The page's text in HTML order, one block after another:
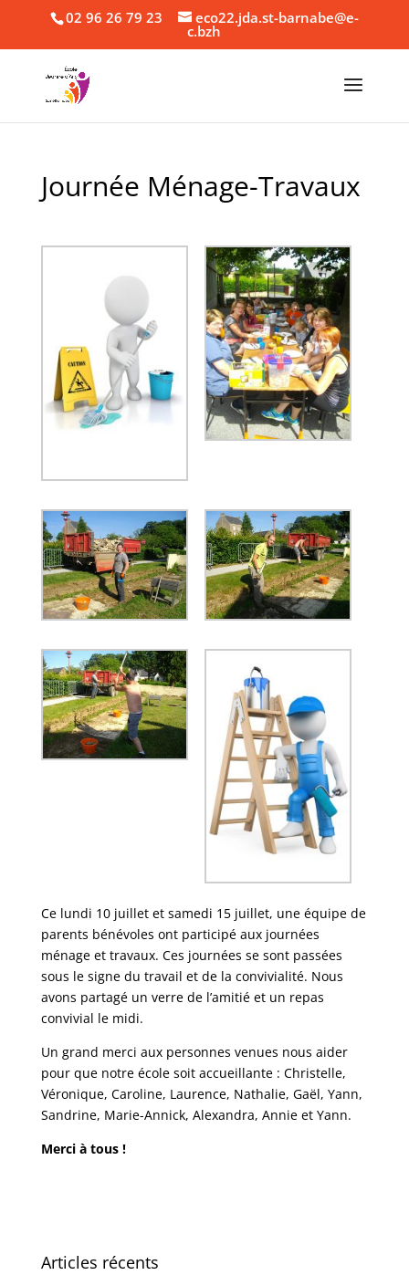
02 96 26 79 23 eco22.jda.st-barnabe@e-
c.bzh
Journée Ménage-Travaux
Ce lundi 10 juillet et samedi 15 juillet, une équipe de
parents bénévoles ont participé aux journées
ménage et travaux. Ces journées se sont passées
sous le signe du travail et de la convivialité. Nous
avons partagé un verre de l’amitié et un repas
convivial le midi.
Un grand merci aux personnes venues nous aider
pour que notre école soit accueillante : Christelle,
Véronique, Caroline, Laurence, Nathalie, Gaël, Yann,
Sandrine, Marie-Annick, Alexandra, Annie et Yann.
Merci à tous !
Articles récents